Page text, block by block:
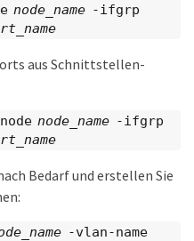
node_name -ifgrp
aus Schnittstellen-
node_name -ifgrp
Bedarf und erstellen Sie
-vlan-name